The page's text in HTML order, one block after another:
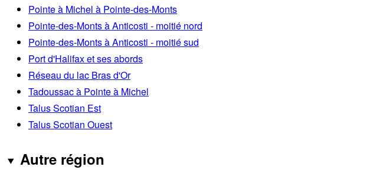
Pointe à Michel à Pointe-des-Monts
Pointe-des-Monts à Anticosti - moitié nord
Pointe-des-Monts à Anticosti - moitié sud
Port d'Halifax et ses abords
Réseau du lac Bras d'Or
Tadoussac à Pointe à Michel
Talus Scotian Est
Talus Scotian Ouest
Autre région